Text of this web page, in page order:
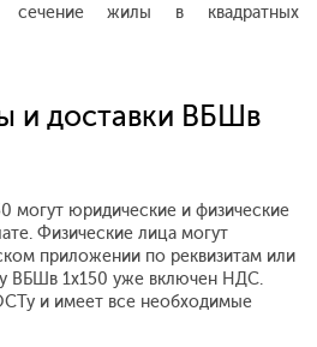
сечение жилы в квадратных
и доставки ВБШв
могут юридические и физические
Физические лица могут
приложении по реквизитам или
ВБШв 1х150 уже включен НДС.
и имеет все необходимые